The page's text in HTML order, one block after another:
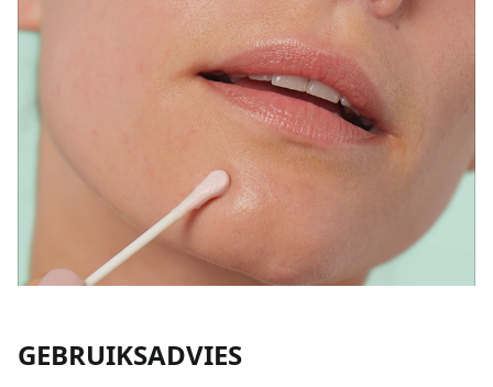
GEBRUIKSADVIES